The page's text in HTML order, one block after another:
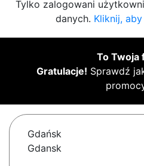
Tylko zalogowani
danych. Kliknij,
To Twoja
Gratulacje! Sprawdź
Gdańsk
Gdansk